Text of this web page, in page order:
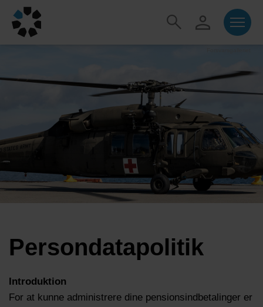
Persondatapolitik​
Introduktion
For at kunne administrere dine pensionsindbetalinger er